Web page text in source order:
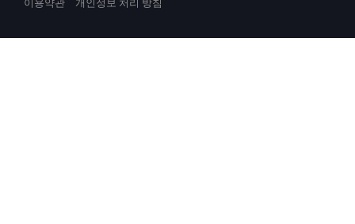
이용약관 개인정보 처리 방침